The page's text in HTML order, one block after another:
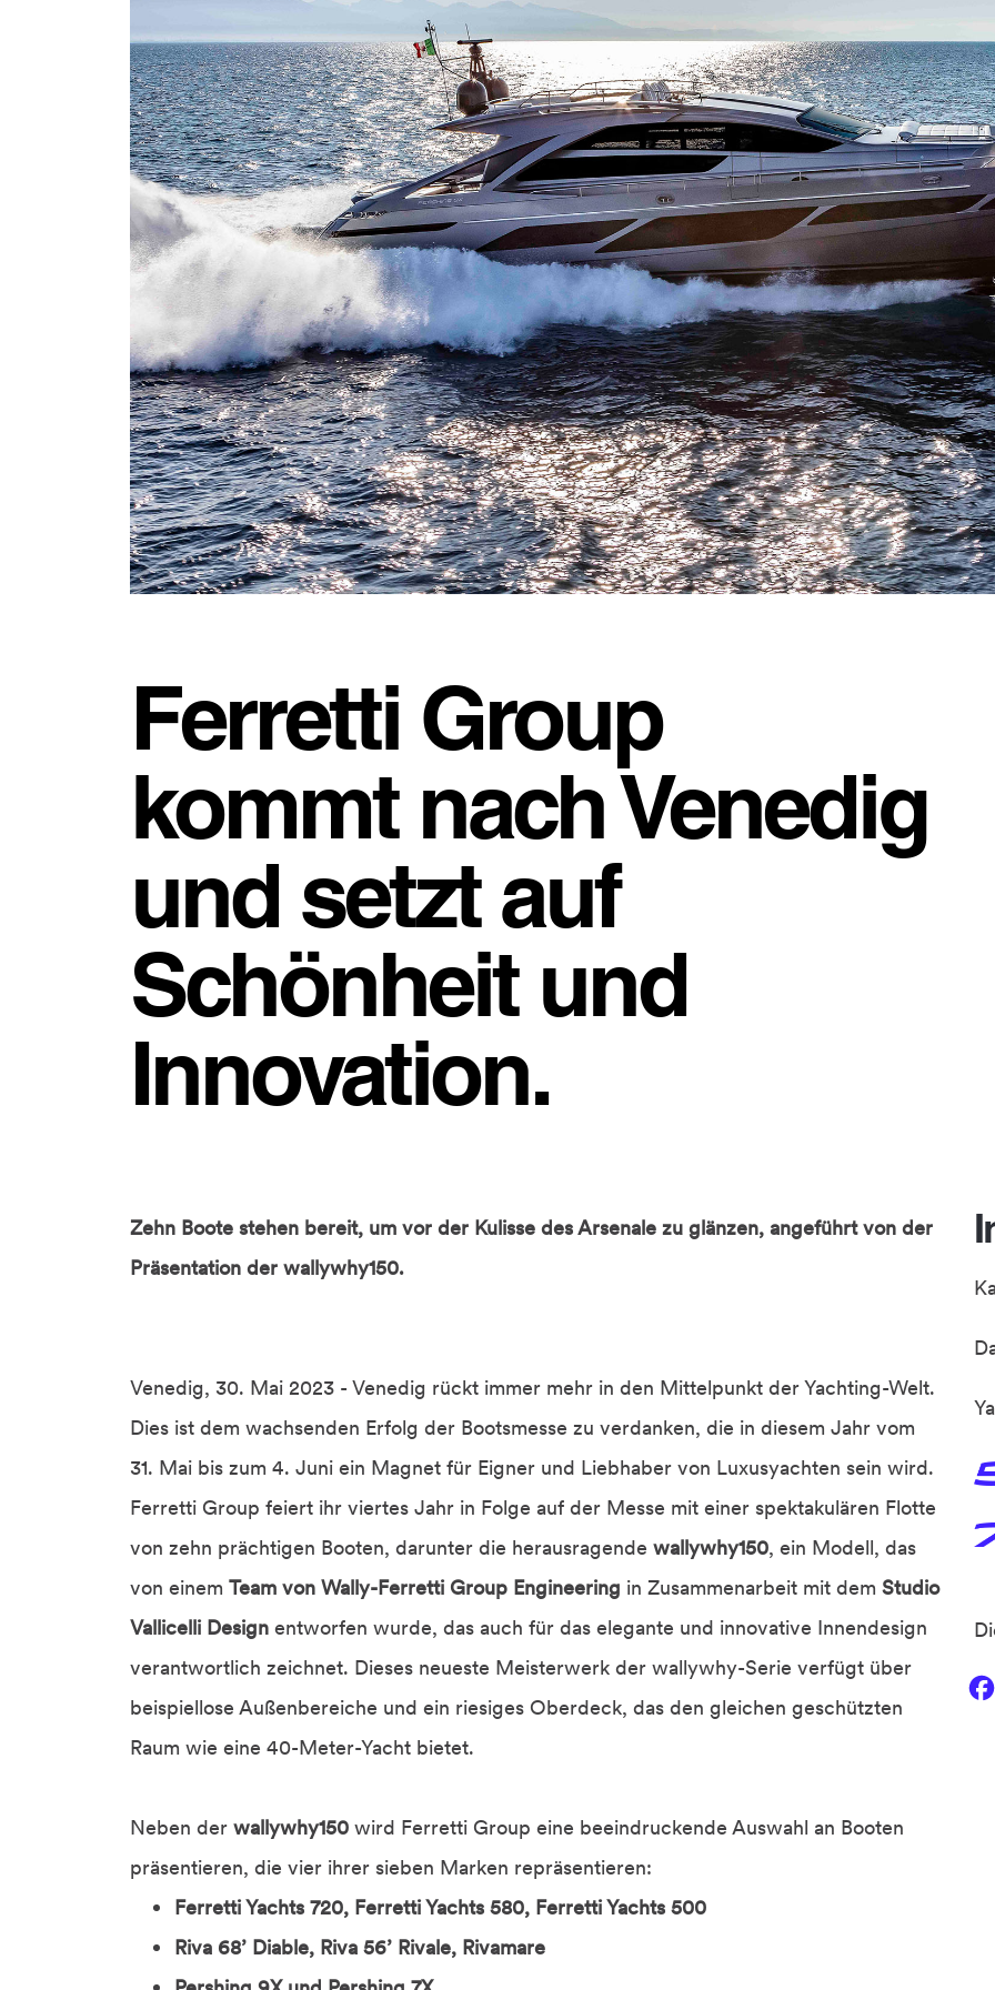
Ferretti Group
kommt nach Venedig
und setzt auf
Schönheit und
Innovation.
Zehn Boote stehen bereit, um vor der Kulisse des Arsenale zu glänzen, angeführt von der
Präsentation der wallywhy150.
Venedig, 30. Mai 2023 - Venedig rückt immer mehr in den Mittelpunkt der Yachting-Welt.
Dies ist dem wachsenden Erfolg der Bootsmesse zu verdanken, die in diesem Jahr vom
31. Mai bis zum 4. Juni ein Magnet für Eigner und Liebhaber von Luxusyachten sein wird.
Ferretti Group feiert ihr viertes Jahr in Folge auf der Messe mit einer spektakulären Flotte
von zehn prächtigen Booten, darunter die herausragende wallywhy150, ein Modell, das
von einem Team von Wally-Ferretti Group Engineering in Zusammenarbeit mit dem Studio
Vallicelli Design entworfen wurde, das auch für das elegante und innovative Innendesign
verantwortlich zeichnet. Dieses neueste Meisterwerk der wallywhy-Serie verfügt über
beispiellose Außenbereiche und ein riesiges Oberdeck, das den gleichen geschützten
Raum wie eine 40-Meter-Yacht bietet.
Neben der wallywhy150 wird Ferretti Group eine beeindruckende Auswahl an Booten
präsentieren, die vier ihrer sieben Marken repräsentieren:
Ferretti Yachts 720, Ferretti Yachts 580, Ferretti Yachts 500
Riva 68’ Diable, Riva 56’ Rivale, Rivamare